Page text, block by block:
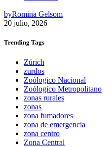
byRomina Gelsom
20 julio, 2026
Trending Tags
Zúrich
zurdos
Zoólogico Nacional
Zoólogico Metropolitano
zonas rurales
zonas
zona fumadores
zona de emergencia
zona centro
Zona Central